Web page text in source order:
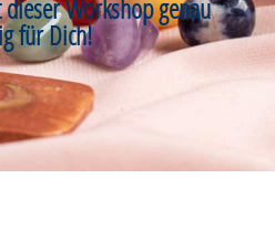
Workshop genau
für Dich!